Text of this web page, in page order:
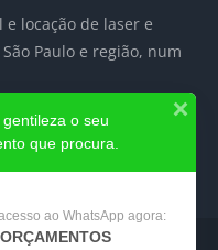
locação de laser e
Paulo e região, num
o seu
que procura.
ao WhatsApp agora: